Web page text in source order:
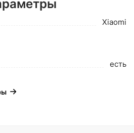
Xiaomi
есть